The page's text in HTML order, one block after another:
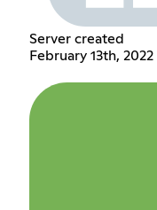
Server created
February 13th, 2022